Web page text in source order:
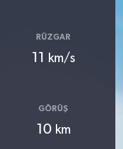
RÜZGAR
11 km/s
GÖRÜŞ
10 km